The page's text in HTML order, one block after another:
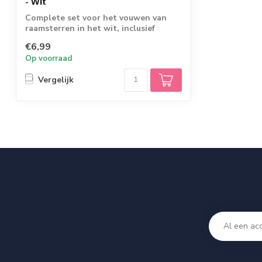
Complete set voor het vouwen van
raamsterren in het wit, inclusief
€6,99
Op voorraad
Vergelijk